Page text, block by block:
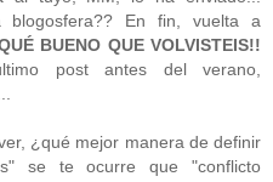
En fin, vuelta a
BUENO QUE VOLVISTEIS!!
post antes del verano,
¿qué mejor manera de definir
se te ocurre que "conflicto